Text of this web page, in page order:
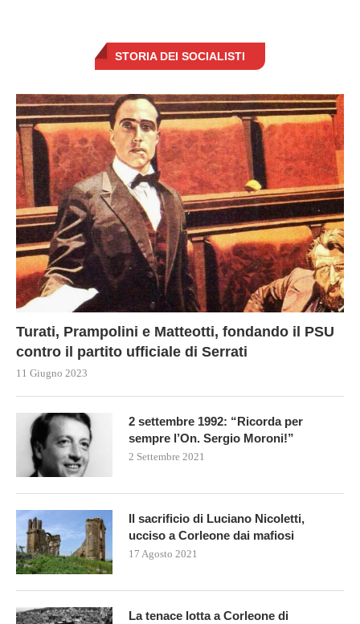
STORIA DEI SOCIALISTI
Turati, Prampolini e Matteotti, fondando il PSU
contro il partito ufficiale di Serrati
11 Giugno 2023
2 settembre 1992: “Ricorda per
sempre l’On. Sergio Moroni!”
2 Settembre 2021
Il sacrificio di Luciano Nicoletti,
ucciso a Corleone dai mafiosi
17 Agosto 2021
La tenace lotta a Corleone di